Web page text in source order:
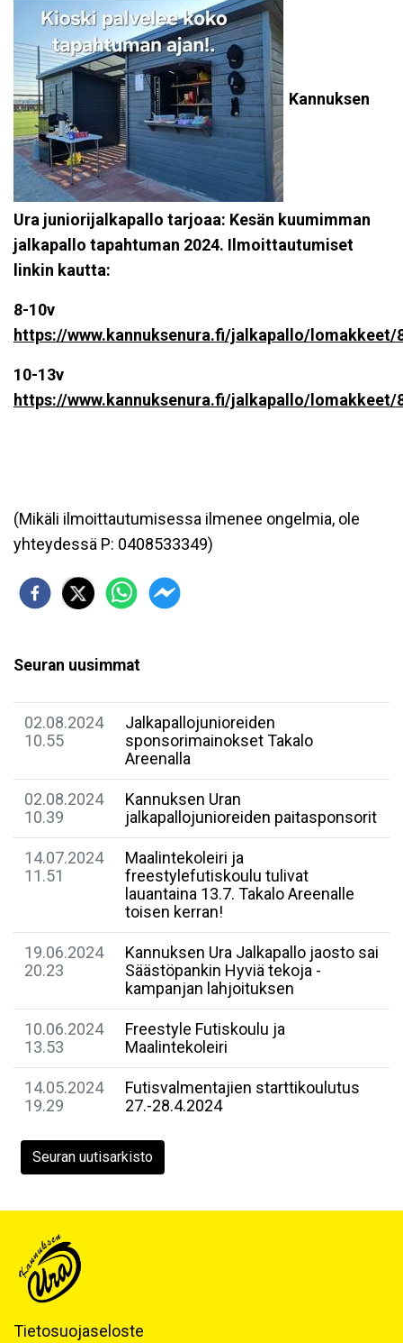
Kannuksen
Ura juniorijalkapallo tarjoaa: Kesän kuumimman
jalkapallo tapahtuman 2024. Ilmoittautumiset
linkin kautta:
8-10v
https://www.kannuksenura.fi/jalkapallo/lomakkeet/
10-13v
https://www.kannuksenura.fi/jalkapallo/lomakkeet/
(Mikäli ilmoittautumisessa ilmenee ongelmia, ole
yhteydessä P: 0408533349)
Seuran uusimmat
02.08.2024
10.55
Jalkapallojunioreiden
sponsorimainokset Takalo
Areenalla
02.08.2024
10.39
Kannuksen Uran
jalkapallojunioreiden paitasponsorit
14.07.2024
11.51
Maalintekoleiri ja
freestylefutiskoulu tulivat
lauantaina 13.7. Takalo Areenalle
toisen kerran!
19.06.2024
20.23
Kannuksen Ura Jalkapallo jaosto sai
Säästöpankin Hyviä tekoja -
kampanjan lahjoituksen
10.06.2024
13.53
Freestyle Futiskoulu ja
Maalintekoleiri
14.05.2024
19.29
Futisvalmentajien starttikoulutus
27.-28.4.2024
Seuran uutisarkisto
Tietosuojaseloste